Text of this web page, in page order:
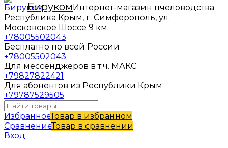
БирукомИнтернет-магазин пчеловодства
Республика Крым, г. Симферополь, ул.
Московское Шоссе 9 км.
+78005502043
Бесплатно по всей России
+78005502043
Для мессенджеров в т.ч. МАКС
+79827822421
Для абонентов из Республики Крым
+79787529505
ИзбранноеТовар в избранном
СравнениеТовар в сравнении
Вход